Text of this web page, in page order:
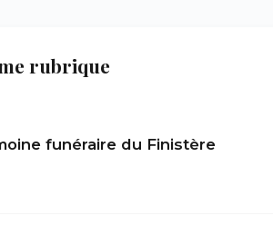
rubrique
funéraire du Finistère